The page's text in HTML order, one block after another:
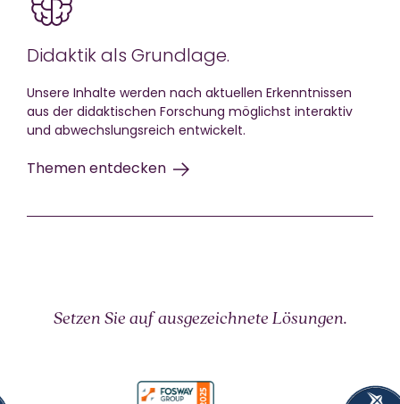
Didaktik als Grundlage.
Unsere Inhalte werden nach aktuellen Erkenntnissen
aus der didaktischen Forschung möglichst interaktiv
und abwechslungsreich entwickelt.
Themen entdecken
Setzen Sie auf ausgezeichnete Lösungen.